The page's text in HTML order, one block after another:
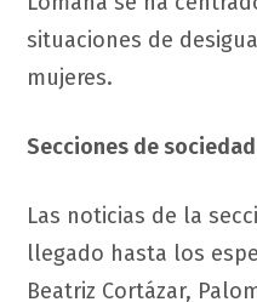
situaciones de
mujeres.
Secciones de
Las noticias de la
llegado hasta los
Beatriz Cortázar,